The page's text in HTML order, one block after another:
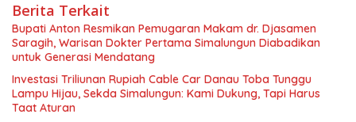
Berita Terkait
Bupati Anton Resmikan Pemugaran Makam dr. Djasamen
Saragih, Warisan Dokter Pertama Simalungun Diabadikan
untuk Generasi Mendatang
Investasi Triliunan Rupiah Cable Car Danau Toba Tunggu
Lampu Hijau, Sekda Simalungun: Kami Dukung, Tapi Harus
Taat Aturan